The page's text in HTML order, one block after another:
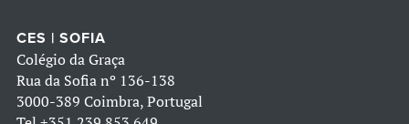
CES | SOFIA
Colégio da Graça
Rua da Sofia nº 136-138
3000-389 Coimbra, Portugal